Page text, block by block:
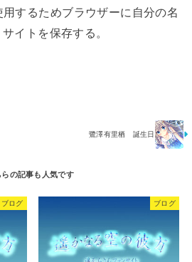
するためブラウザーに自分の名
イトを保存する。
鷺澤有里栖 誕生日
ブログ ブログ